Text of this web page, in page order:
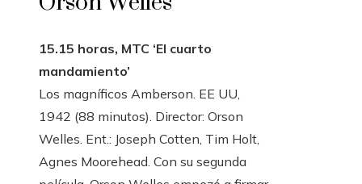
15.15 horas, MTC ‘El cuarto
mandamiento’
Los magníficos Amberson. EE UU,
1942 (88 minutos). Director: Orson
Welles. Ent.: Joseph Cotten, Tim Holt,
Agnes Moorehead. Con su segunda